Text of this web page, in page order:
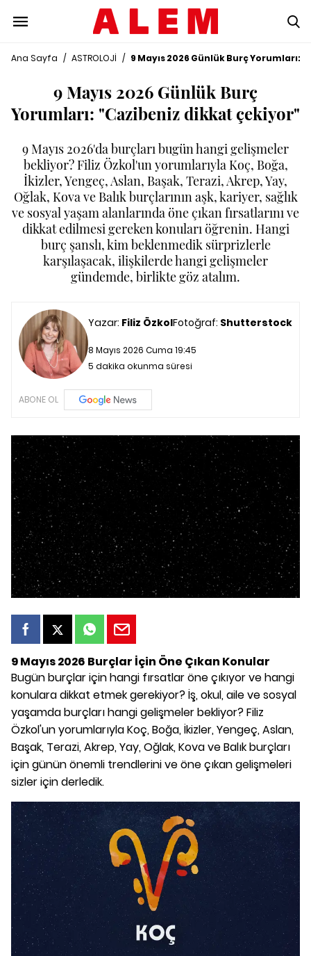
Ana Sayfa / ASTROLOJİ / 9 Mayıs 2026 Günlük Burç
9 Mayıs 2026 Günlük Burç
Yorumları: "Cazibeniz dikkat çekiyor"
9 Mayıs 2026'da burçları bugün hangi gelişmeler
bekliyor? Filiz Özkol'un yorumlarıyla Koç, Boğa,
İkizler, Yengeç, Aslan, Başak, Terazi, Akrep, Yay,
Oğlak, Kova ve Balık burçlarının aşk, kariyer, sağlık
ve sosyal yaşam alanlarında öne çıkan fırsatlarını ve
dikkat edilmesi gereken konuları öğrenin. Hangi
burç şanslı, kim beklenmedik sürprizlerle
karşılaşacak, ilişkilerde hangi gelişmeler
gündemde, birlikte göz atalım.
Yazar: Filiz ÖzkolFotoğraf: Shutterstock
8 Mayıs 2026 Cuma 19:45
5 dakika okunma süresi
ABONE OL
9 Mayıs 2026 Burçlar İçin Öne Çıkan Konular
Bugün burçlar için hangi fırsatlar öne çıkıyor ve hangi
konulara dikkat etmek gerekiyor? İş, okul, aile ve sosyal
yaşamda burçları hangi gelişmeler bekliyor? Filiz
Özkol'un yorumlarıyla Koç, Boğa, İkizler, Yengeç, Aslan,
Başak, Terazi, Akrep, Yay, Oğlak, Kova ve Balık burçları
için günün önemli trendlerini ve öne çıkan gelişmeleri
sizler için derledik.